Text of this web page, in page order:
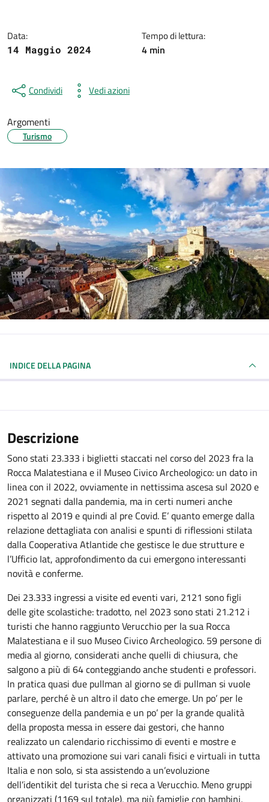
Data:
14 Maggio 2024
Tempo di lettura:
4 min
Condividi Vedi azioni
Argomenti
Turismo
INDICE DELLA PAGINA
Descrizione
Sono stati 23.333 i biglietti staccati nel corso del 2023 fra la
Rocca Malatestiana e il Museo Civico Archeologico: un dato in
linea con il 2022, ovviamente in nettissima ascesa sul 2020 e
2021 segnati dalla pandemia, ma in certi numeri anche
rispetto al 2019 e quindi al pre Covid. E’ quanto emerge dalla
relazione dettagliata con analisi e spunti di riflessioni stilata
dalla Cooperativa Atlantide che gestisce le due strutture e
l’Ufficio Iat, approfondimento da cui emergono interessanti
novità e conferme.
Dei 23.333 ingressi a visite ed eventi vari, 2121 sono figli
delle gite scolastiche: tradotto, nel 2023 sono stati 21.212 i
turisti che hanno raggiunto Verucchio per la sua Rocca
Malatestiana e il suo Museo Civico Archeologico. 59 persone di
media al giorno, considerati anche quelli di chiusura, che
salgono a più di 64 conteggiando anche studenti e professori.
In pratica quasi due pullman al giorno se di pullman si vuole
parlare, perché è un altro il dato che emerge. Un po’ per le
conseguenze della pandemia e un po’ per la grande qualità
della proposta messa in essere dai gestori, che hanno
realizzato un calendario ricchissimo di eventi e mostre e
attivato una promozione sui vari canali fisici e virtuali in tutta
Italia e non solo, si sta assistendo a un’evoluzione
dell’identikit del turista che si reca a Verucchio. Meno gruppi
organizzati (1169 sul totale), ma più famiglie con bambini,